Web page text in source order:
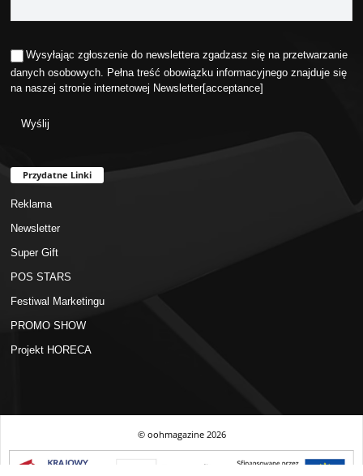
Wysyłając zgłoszenie do newslettera zgadzasz się na przetwarzanie
danych osobowych. Pełna treść obowiązku informacyjnego znajduje się
na naszej stronie internetowej Newsletter[acceptance]
Przydatne Linki
Reklama
Newsletter
Super Gift
POS STARS
Festiwal Marketingu
PROMO SHOW
Projekt HORECA
© oohmagazine2026